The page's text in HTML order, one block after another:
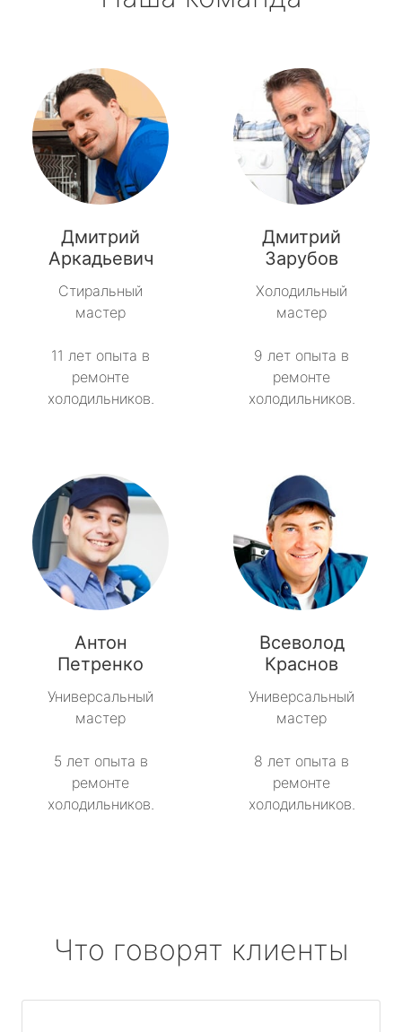
Дмитрий
Аркадьевич
Стиральный
мастер
11 лет опыта в
ремонте
холодильников.
Дмитрий
Зарубов
Холодильный
мастер
9 лет опыта в
ремонте
холодильников.
Антон
Петренко
Универсальный
мастер
5 лет опыта в
ремонте
холодильников.
Всеволод
Краснов
Универсальный
мастер
8 лет опыта в
ремонте
холодильников.
Что говорят клиенты